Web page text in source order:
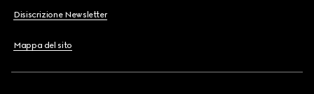
Disiscrizione Newsletter
Mappa del sito